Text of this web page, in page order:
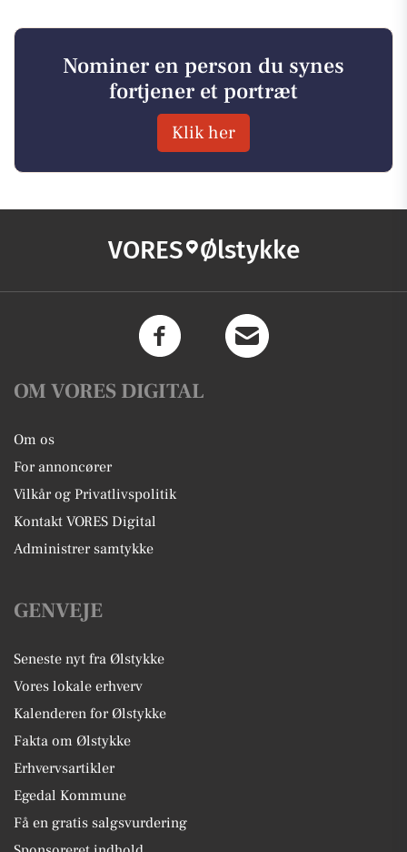
Nominer en person du synes
fortjener et portræt
Klik her
VORES Ølstykke
OM VORES DIGITAL
Om os
For annoncører
Vilkår og Privatlivspolitik
Kontakt VORES Digital
Administrer samtykke
GENVEJE
Seneste nyt fra Ølstykke
Vores lokale erhverv
Kalenderen for Ølstykke
Fakta om Ølstykke
Erhvervsartikler
Egedal Kommune
Få en gratis salgsvurdering